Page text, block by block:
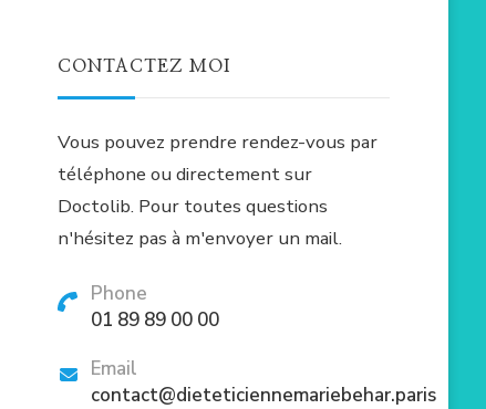
CONTACTEZ MOI
Vous pouvez prendre rendez-vous par
téléphone ou directement sur
Doctolib. Pour toutes questions
n'hésitez pas à m'envoyer un mail.
Phone
01 89 89 00 00
Email
contact@dieteticiennemariebehar.paris